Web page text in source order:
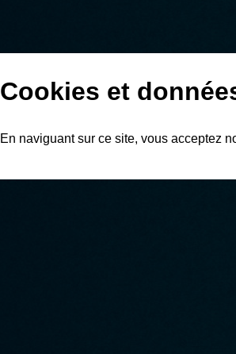
Cookies et
En naviguant sur ce site, vous acceptez